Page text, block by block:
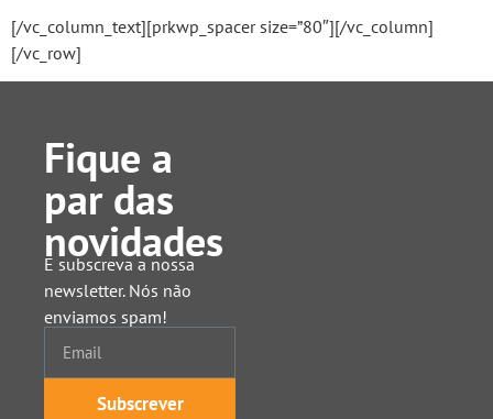
[/vc_column_text][prkwp_spacer size=”80″][/vc_column]
[/vc_row]
Fique a
par das
novidades
E subscreva a nossa
newsletter. Nós não
enviamos spam!
Subscrever